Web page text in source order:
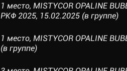
1 место, MISTYCOR OPALINE
РКФ 2025, 15.02.2025 (в группе)
1 место, MISTYCOR OPALINE
(в группе)